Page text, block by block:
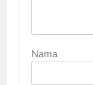
Nama